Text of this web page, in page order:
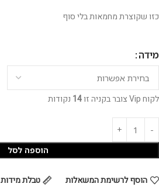
כזו שקוצרת מחמאות בלי סוף
מידה
לקוח Vip צובר בקניה זו 14 נקודות
הוספה לסל
הוסף לרשימת המשאלות
טבלת מידות